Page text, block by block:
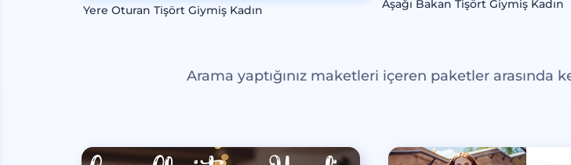
Yere Oturan Tişört Giymiş Kadın Aşağı Bakan Tişört Giymiş Kadın
Arama yaptığınız maketleri içeren paketler arasında